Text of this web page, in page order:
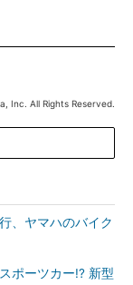
Inc. All Rights Reserved.
、ヤマハのバイク
ポーツカー!? 新型